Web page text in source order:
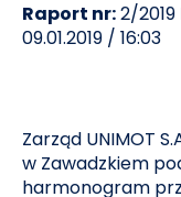
Raport nr:2/2019
09.01.2019 / 16:03
Zarząd UNIMOT
w Zawadzkiem
harmonogram